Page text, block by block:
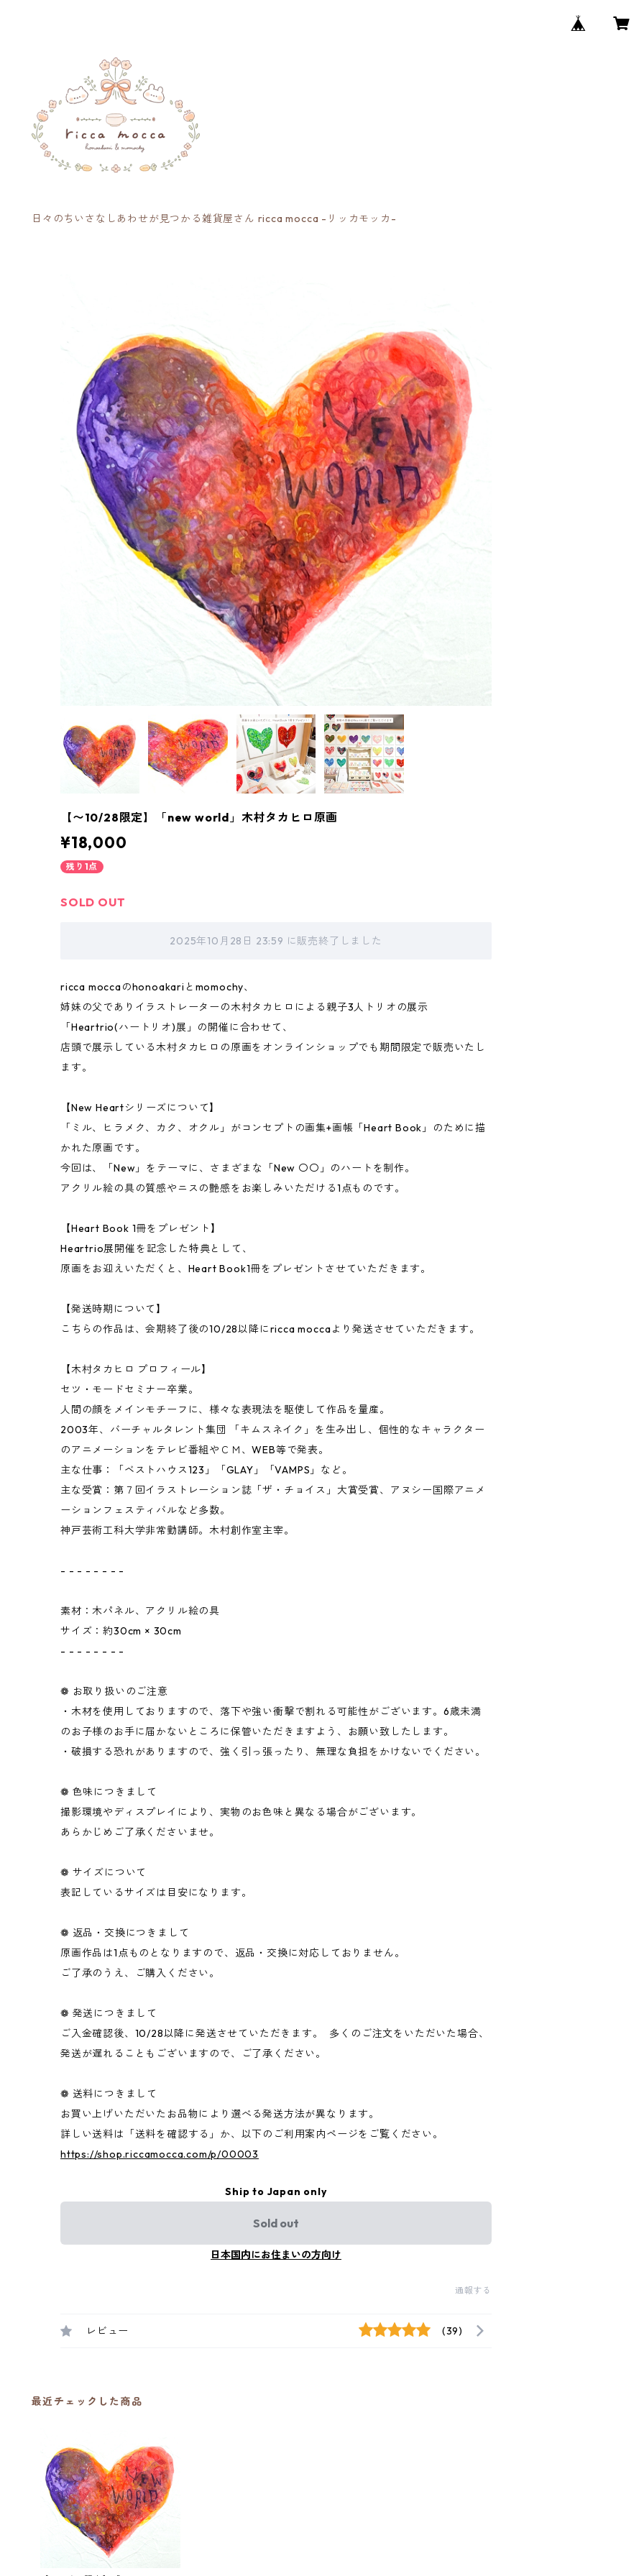
日々のちいさなしあわせが見つかる雑貨屋さん ricca mocca -リッカモッカ-
【〜10/28限定】「new world」木村タカヒロ原画
¥18,000
残り1点
SOLD OUT
2025年10月28日 23:59 に販売終了しました
ricca moccaのhonoakariとmomochy、
姉妹の父でありイラストレーターの木村タカヒロによる親子3人トリオの展示
「Heartrio(ハートリオ)展」の開催に合わせて、
店頭で展示している木村タカヒロの原画をオンラインショップでも期間限定で販売いたし
ます。
【New Heartシリーズについて】
「ミル、ヒラメク、カク、オクル」がコンセプトの画集+画帳「Heart Book」のために描
かれた原画です。
今回は、「New」をテーマに、さまざまな「New 〇〇」のハートを制作。
アクリル絵の具の質感やニスの艶感をお楽しみいただける1点ものです。
【Heart Book 1冊をプレゼント】
Heartrio展開催を記念した特典として、
原画をお迎えいただくと、Heart Book1冊をプレゼントさせていただきます。
【発送時期について】
こちらの作品は、会期終了後の10/28以降にricca moccaより発送させていただきます。
【木村タカヒロ プロフィール】
セツ・モードセミナー卒業。
人間の顔をメインモチーフに、様々な表現法を駆使して作品を量産。
2003年、バーチャルタレント集団 「キムスネイク」を生み出し、個性的なキャラクター
のアニメーションをテレビ番組やＣＭ、WEB等で発表。
主な仕事：「ベストハウス123」「GLAY」「VAMPS」など。
主な受賞：第７回イラストレーション誌「ザ・チョイス」大賞受賞、アヌシー国際アニメ
ーションフェスティバルなど多数。
神戸芸術工科大学非常勤講師。木村創作室主宰。
- - - - - - - -
素材：木パネル、アクリル絵の具
サイズ：約30cm × 30cm
- - - - - - - -
❁ お取り扱いのご注意
・木材を使用しておりますので、落下や強い衝撃で割れる可能性がございます。6歳未満
のお子様のお手に届かないところに保管いただきますよう、お願い致したします。
・破損する恐れがありますので、強く引っ張ったり、無理な負担をかけないでください。
❁ 色味につきまして
撮影環境やディスプレイにより、実物のお色味と異なる場合がございます。
あらかじめご了承くださいませ。
❁ サイズについて
表記しているサイズは目安になります。
❁ 返品・交換につきまして
原画作品は1点ものとなりますので、返品・交換に対応しておりません。
ご了承のうえ、ご購入ください。
❁ 発送につきまして
ご入金確認後、10/28以降に発送させていただきます。 多くのご注文をいただいた場合、
発送が遅れることもございますので、ご了承ください。
❁ 送料につきまして
お買い上げいただいたお品物により選べる発送方法が異なります。
詳しい送料は「送料を確認する」か、以下のご利用案内ページをご覧ください。
https://shop.riccamocca.com/p/00003
Ship to Japan only
Sold out
日本国内にお住まいの方向け
通報する
レビュー (39)
最近チェックした商品